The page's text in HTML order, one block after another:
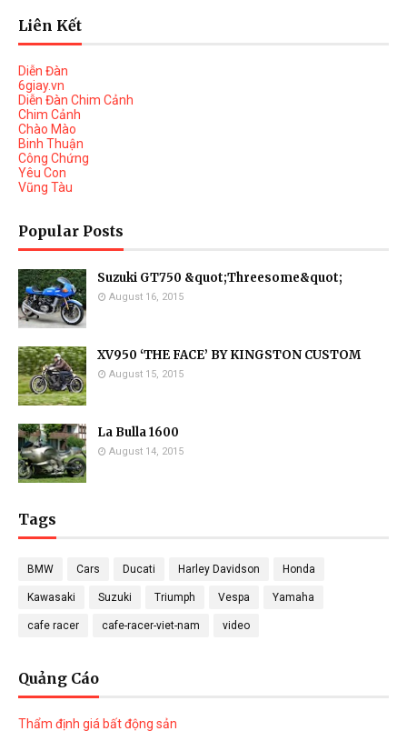
Liên Kết
Diễn Đàn
6giay.vn
Diễn Đàn Chim Cảnh
Chim Cảnh
Chào Mào
Binh Thuận
Công Chứng
Yêu Con
Vũng Tàu
Popular Posts
Suzuki GT750 &quot;Threesome&quot;
August 16, 2015
XV950 ‘THE FACE’ BY KINGSTON CUSTOM
August 15, 2015
La Bulla 1600
August 14, 2015
Tags
BMW Cars Ducati Harley Davidson Honda
Kawasaki Suzuki Triumph Vespa Yamaha
cafe racer cafe-racer-viet-nam video
Quảng Cáo
Thẩm định giá bất động sản